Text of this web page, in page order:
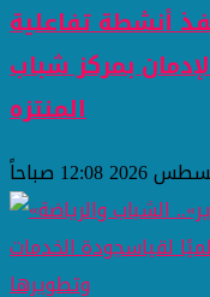
أنشطة تفاعلية
بمركز شباب
المنتزه